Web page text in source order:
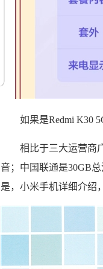
如果是Redmi K30
相比于三大运营商
音；中国联通是30GB
是，小米手机详细介绍